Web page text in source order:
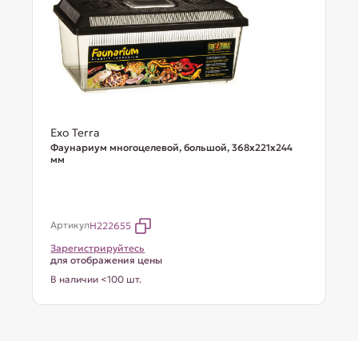
Exo Terra
Фаунариум многоцелевой, большой, 368х221х244
мм
АртикулH222655
Зарегистрируйтесь
для отображения цены
В наличии <100 шт.